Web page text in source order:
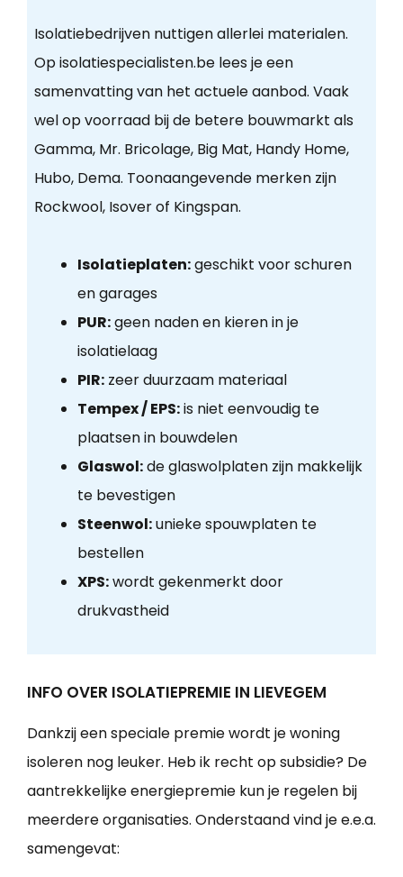
Isolatiebedrijven nuttigen allerlei materialen.
Op isolatiespecialisten.be lees je een
samenvatting van het actuele aanbod. Vaak
wel op voorraad bij de betere bouwmarkt als
Gamma, Mr. Bricolage, Big Mat, Handy Home,
Hubo, Dema. Toonaangevende merken zijn
Rockwool, Isover of Kingspan.
Isolatieplaten:geschikt voor schuren
en garages
PUR:geen naden en kieren in je
isolatielaag
PIR:zeer duurzaam materiaal
Tempex / EPS:is niet eenvoudig te
plaatsen in bouwdelen
Glaswol:de glaswolplaten zijn makkelijk
te bevestigen
Steenwol:unieke spouwplaten te
bestellen
XPS:wordt gekenmerkt door
drukvastheid
INFO OVER ISOLATIEPREMIE IN LIEVEGEM
Dankzij een speciale premie wordt je woning
isoleren nog leuker. Heb ik recht op subsidie? De
aantrekkelijke energiepremie kun je regelen bij
meerdere organisaties. Onderstaand vind je e.e.a.
samengevat: